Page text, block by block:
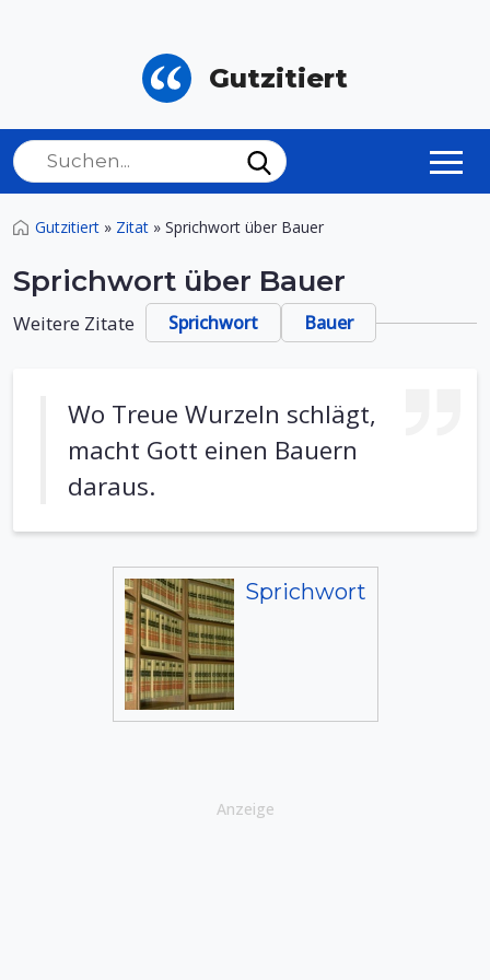
Gutzitiert
Gutzitiert » Zitat » Sprichwort über Bauer
Sprichwort über Bauer
Weitere Zitate Sprichwort Bauer
Wo Treue Wurzeln schlägt,
macht Gott einen Bauern
daraus.
Sprichwort
Anzeige